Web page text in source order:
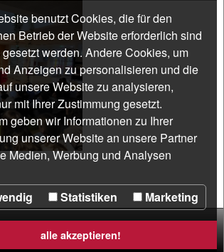
benutzt Cookies, die für den
Betrieb der Website erforderlich sind
werden. Andere Cookies, um
Anzeigen zu personalisieren und die
unsere Website zu analysieren,
mit Ihrer Zustimmung gesetzt.
geben wir Informationen zu Ihrer
unserer Website an unsere Partner
Medien, Werbung und Analysen
Statistiken Marketing
alle akzeptieren!